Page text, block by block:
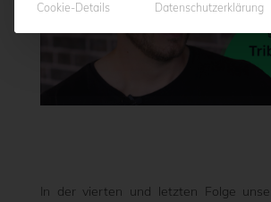
In der vierten und letzten Folge
Cookie-Details Datenschutzerklärung